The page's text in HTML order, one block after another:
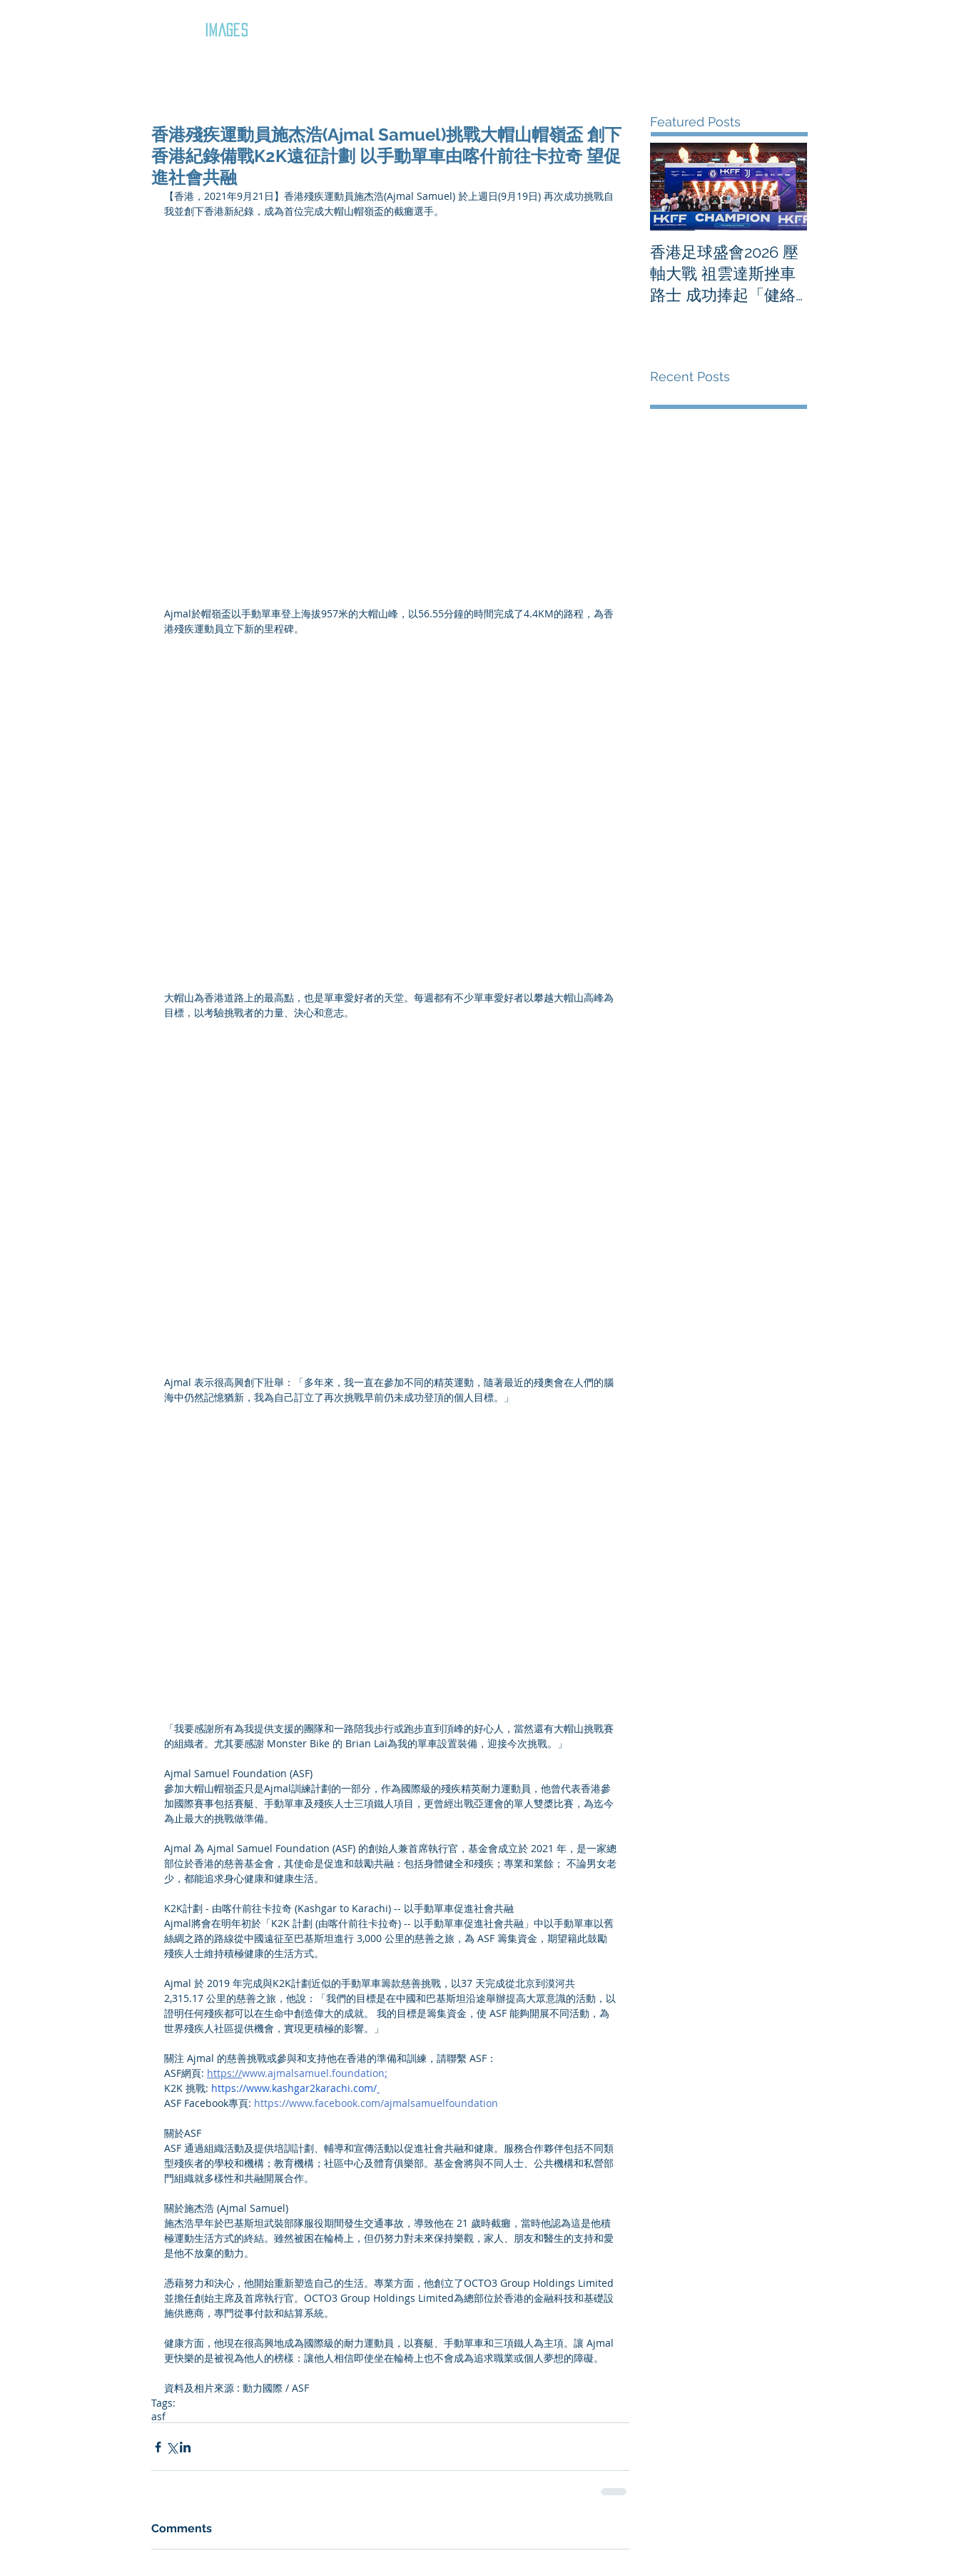
IMAGES
香港殘疾運動員施杰浩(Ajmal Samuel)挑戰大帽山帽嶺盃 創下
香港紀錄備戰K2K遠征計劃 以手動單車由喀什前往卡拉奇 望促
進社會共融
【香港，2021年9月21日】香港殘疾運動員施杰浩(Ajmal Samuel) 於上週日(9月19日) 再次成功挑戰自
我並創下香港新紀錄，成為首位完成大帽山帽嶺盃的截癱選手。
Ajmal於帽嶺盃以手動單車登上海拔957米的大帽山峰，以56.55分鐘的時間完成了4.4KM的路程，為香
港殘疾運動員立下新的里程碑。
大帽山為香港道路上的最高點，也是單車愛好者的天堂。每週都有不少單車愛好者以攀越大帽山高峰為
目標，以考驗挑戰者的力量、決心和意志。
Ajmal 表示很高興創下壯舉：「多年來，我一直在參加不同的精英運動，隨著最近的殘奧會在人們的腦
海中仍然記憶猶新，我為自己訂立了再次挑戰早前仍未成功登頂的個人目標。」
「我要感謝所有為我提供支援的團隊和一路陪我步行或跑步直到頂峰的好心人，當然還有大帽山挑戰賽
的組織者。尤其要感謝 Monster Bike 的 Brian Lai為我的單車設置裝備，迎接今次挑戰。」
Ajmal Samuel Foundation (ASF)
參加大帽山帽嶺盃只是Ajmal訓練計劃的一部分，作為國際級的殘疾精英耐力運動員，他曾代表香港參
加國際賽事包括賽艇、手動單車及殘疾人士三項鐵人項目，更曾經出戰亞運會的單人雙槳比賽，為迄今
為止最大的挑戰做準備。
Ajmal 為 Ajmal Samuel Foundation (ASF) 的創始人兼首席執行官，基金會成立於 2021 年，是一家總
部位於香港的慈善基金會，其使命是促進和鼓勵共融：包括身體健全和殘疾；專業和業餘； 不論男女老
少，都能追求身心健康和健康生活。
K2K計劃 - 由喀什前往卡拉奇 (Kashgar to Karachi) -- 以手動單車促進社會共融
Ajmal將會在明年初於「K2K 計劃 (由喀什前往卡拉奇) -- 以手動單車促進社會共融」中以手動單車以舊
絲綢之路的路線從中國遠征至巴基斯坦進行 3,000 公里的慈善之旅，為 ASF 籌集資金，期望籍此鼓勵
殘疾人士維持積極健康的生活方式。
Ajmal 於 2019 年完成與K2K計劃近似的手動單車籌款慈善挑戰，以37 天完成從北京到漠河共
2,315.17 公里的慈善之旅，他說：「我們的目標是在中國和巴基斯坦沿途舉辦提高大眾意識的活動，以
證明任何殘疾都可以在生命中創造偉大的成就。 我的目標是籌集資金，使 ASF 能夠開展不同活動，為
世界殘疾人社區提供機會，實現更積極的影響。」
關注 Ajmal 的慈善挑戰或參與和支持他在香港的準備和訓練，請聯繫 ASF：
ASF網頁: https://www.ajmalsamuel.foundation;
K2K 挑戰: https://www.kashgar2karachi.com/
ASF Facebook專頁: https://www.facebook.com/ajmalsamuelfoundation
關於ASF
ASF 通過組織活動及提供培訓計劃、輔導和宣傳活動以促進社會共融和健康。服務合作夥伴包括不同類
型殘疾者的學校和機構；教育機構；社區中心及體育俱樂部。基金會將與不同人士、公共機構和私營部
門組織就多樣性和共融開展合作。
關於施杰浩 (Ajmal Samuel)
施杰浩早年於巴基斯坦武裝部隊服役期間發生交通事故，導致他在 21 歲時截癱，當時他認為這是他積
極運動生活方式的終結。雖然被困在輪椅上，但仍努力對未來保持樂觀，家人、朋友和醫生的支持和愛
是他不放棄的動力。
憑藉努力和決心，他開始重新塑造自己的生活。專業方面，他創立了OCTO3 Group Holdings Limited
並擔任創始主席及首席執行官。OCTO3 Group Holdings Limited為總部位於香港的金融科技和基礎設
施供應商，專門從事付款和結算系統。
健康方面，他現在很高興地成為國際級的耐力運動員，以賽艇、手動單車和三項鐵人為主項。讓 Ajmal
更快樂的是被視為他人的榜樣：讓他人相信即使坐在輪椅上也不會成為追求職業或個人夢想的障礙。
資料及相片來源 : 動力國際 / ASF
Tags:
asf
Comments
Featured Posts
香港足球盛會2026 壓
軸大戰 祖雲達斯挫車
路士 成功捧起「健絡
Recent Posts